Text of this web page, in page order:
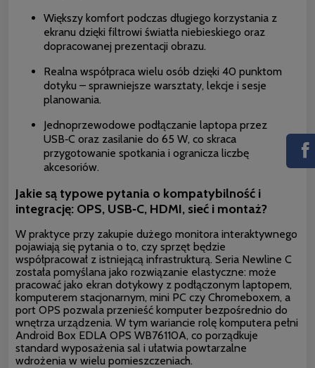
Większy komfort podczas długiego korzystania z
ekranu dzięki filtrowi światła niebieskiego oraz
dopracowanej prezentacji obrazu.
Realna współpraca wielu osób dzięki 40 punktom
dotyku – sprawniejsze warsztaty, lekcje i sesje
planowania.
Jednoprzewodowe podłączanie laptopa przez
USB‑C oraz zasilanie do 65 W, co skraca
przygotowanie spotkania i ogranicza liczbę
akcesoriów.
Jakie są typowe pytania o kompatybilność i
integrację: OPS, USB‑C, HDMI, sieć i montaż?
W praktyce przy zakupie dużego monitora interaktywnego
pojawiają się pytania o to, czy sprzęt będzie
współpracował z istniejącą infrastrukturą. Seria Newline C
została pomyślana jako rozwiązanie elastyczne: może
pracować jako ekran dotykowy z podłączonym laptopem,
komputerem stacjonarnym, mini PC czy Chromeboxem, a
port OPS pozwala przenieść komputer bezpośrednio do
wnętrza urządzenia. W tym wariancie rolę komputera pełni
Android Box EDLA OPS WB76110A, co porządkuje
standard wyposażenia sal i ułatwia powtarzalne
wdrożenia w wielu pomieszczeniach.